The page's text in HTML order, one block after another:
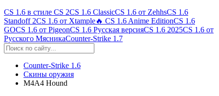
CS 1.6 в стиле CS 2CS 1.6 ClassicCS 1.6 от ZehhsCS 1.6
Standoff 2CS 1.6 от Xtample🔥 CS 1.6 Anime EditionCS 1.6
GOCS 1.6 от PigeonCS 1.6 Русская версияCS 1.6 2025CS 1.6 от
Русского МясникаCounter-Strike 1.7
Counter-Strike 1.6
Скины оружия
M4A4 Hound